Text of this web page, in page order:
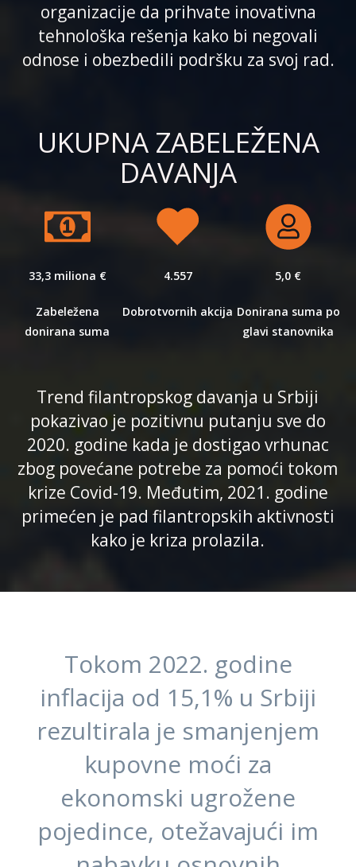
organizacije da prihvate inovativna
tehnološka rešenja kako bi negovali
odnose i obezbedili podršku za svoj rad.
UKUPNA ZABELEŽENA
DAVANJA
33,3 miliona €
Zabeležena
donirana suma
4.557
Dobrotvornih akcija
5,0 €
Donirana suma po
glavi stanovnika
Trend filantropskog davanja u Srbiji
pokazivao je pozitivnu putanju sve do
2020. godine kada je dostigao vrhunac
zbog povećane potrebe za pomoći tokom
krize Covid-19. Međutim, 2021. godine
primećen je pad filantropskih aktivnosti
kako je kriza prolazila.
Tokom 2022. godine
inflacija od 15,1% u Srbiji
rezultirala je smanjenjem
kupovne moći za
ekonomski ugrožene
pojedince, otežavajući im